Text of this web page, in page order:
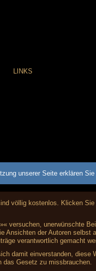
LINKS
unserer Seite erklären
völlig kostenlos. Klicken
versuchen, unerwünschte
Ansichten der Autoren
verantwortlich gemacht
damit einverstanden,
das Gesetz zu missbrauchen.